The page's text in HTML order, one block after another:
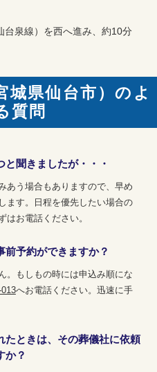
台泉線）を西へ進み、約10分
城県仙台市）のよ
質問
聞きましたが・・・
あう場合もありますので、早め
ます。日程を優先したい場合の
はお電話ください。
前予約ができますか？
。もしもの時には申込み順にな
へお電話ください。迅速に手
たときは、その葬儀社に依頼
か？